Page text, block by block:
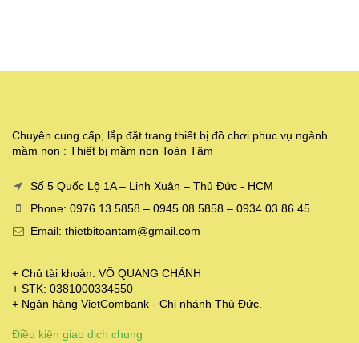
Chuyên cung cấp, lắp đặt trang thiết bị đồ chơi phục vụ ngành
mầm non : Thiết bị mầm non Toàn Tâm
Số 5 Quốc Lộ 1A – Linh Xuân – Thủ Đức - HCM
Phone: 0976 13 5858 – 0945 08 5858 – 0934 03 86 45
Email: thietbitoantam@gmail.com
+ Chủ tài khoản: VÕ QUANG CHÁNH
+ STK: 0381000334550
+ Ngân hàng VietCombank - Chi nhánh Thủ Đức.
Điều kiện giao dịch chung